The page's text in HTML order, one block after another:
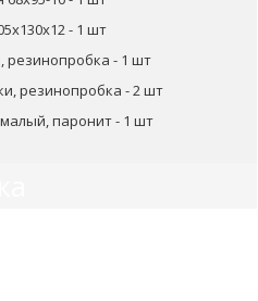
- 1 шт
резинопробка - 1 шт
резинопробка - 2 шт
паронит - 1 шт